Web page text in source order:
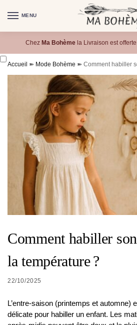
MENU
Chez Ma Bohèmela Livraison est
Accueil ➽ Mode Bohème ➽ Comment habiller
Comment habiller
la température ?
22/10/2025
L’entre-saison (printemps et automne)
délicate pour habiller un enfant. Les